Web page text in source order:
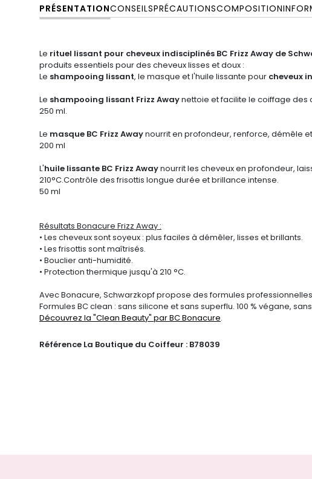
PRÉSENTATIONCONSEILSPRÉCAUTIONSCOMPOSITION
Le rituel lissant pour cheveux indisciplinés BC Frizz Away de
produits essentiels pour des cheveux lisses et doux :
Le shampooing lissant, le masque et l'huile lissante pour cheveux
Le shampooing lissant Frizz Awaynettoie et facilite le coiffage des
250 ml.
Le masque BC Frizz Awaynourrit en profondeur, renforce, démêle
200 ml
L'huile lissante BC Frizz Awaynourrit les cheveux en profondeur,
210°C.Contrôle des frisottis longue durée et brillance intense.
50 ml
Résultats Bonacure Frizz Away :
• Les cheveux sont soyeux : plus faciles à démêler, lisses et brillants.
• Les frisottis sont maîtrisés.
• Bouclier anti-humidité.
• Protection thermique jusqu'à 210 °C.
Avec Bonacure, Schwarzkopf propose des formules
Formules BC clean : sans silicone et sans superflu. 100 % végane,
Découvrez la "Clean Beauty" par BC Bonacure.
Référence La Boutique du Coiffeur : B78039